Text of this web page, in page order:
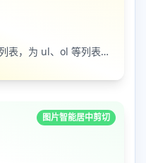
读取剪贴板中的 AI 结果富文本列表，为 ul、ol 等列表自动补 1-N 序号，支持富文本和纯文本输出
图片智能居中剪切